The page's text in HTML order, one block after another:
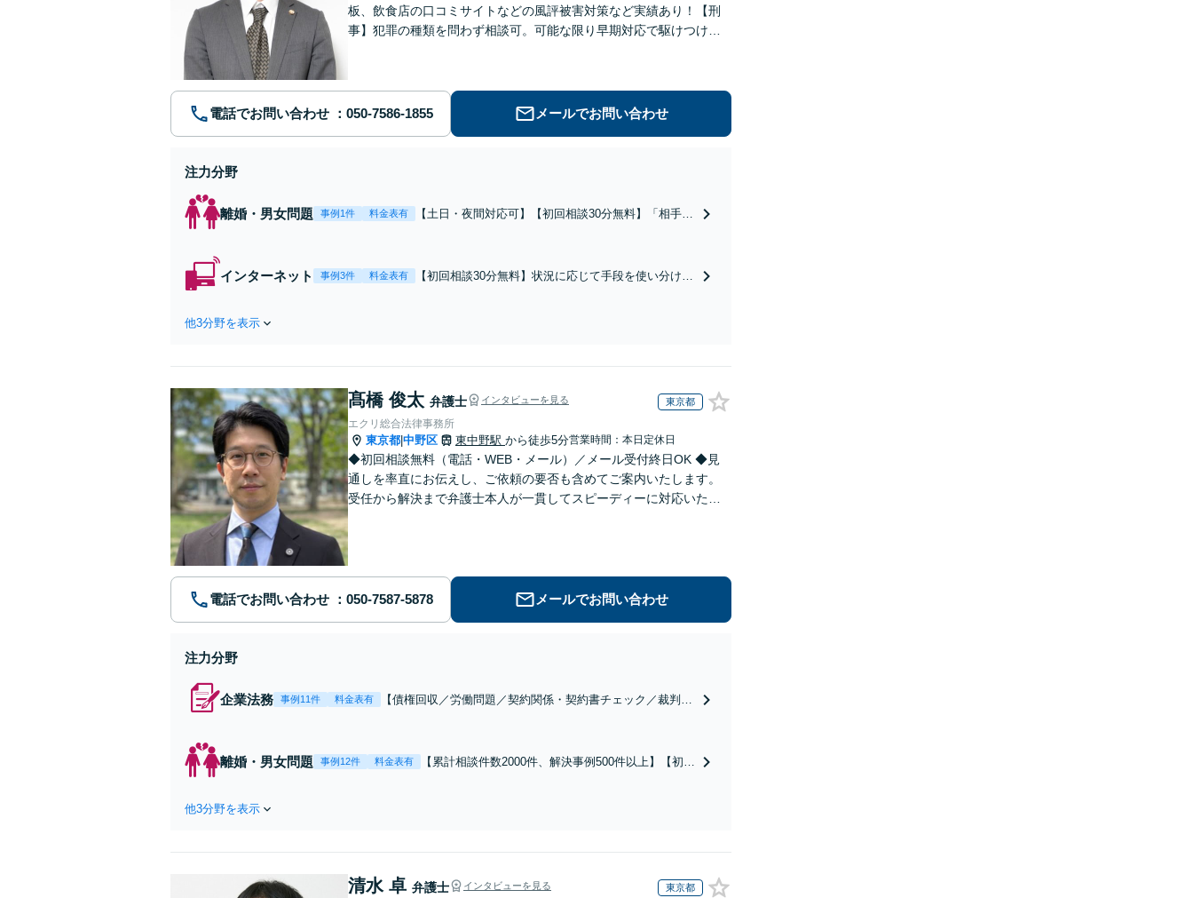
板、飲食店の口コミサイトなどの風評被害対策など実績あり！【刑
事】犯罪の種類を問わず相談可。可能な限り早期対応で駆けつけサ
電話でお問い合わせ メールでお問い合わせ
注力分野
離婚・男女問題 事例1件 料金表有
【土日・夜間対応可】【初回相談30分無料】「相手方
金額アップ／減額交渉も対応可」【完全個室対応】
インターネット 事例3件 料金表有
【初回相談30分無料】状況に応じて手段を使い分け、
他3分野を表示
髙橋 俊太 弁護士 インタビューを見る 東京都
エクリ総合法律事務所
東京都 中野区 東中野駅 から徒歩5分営業時間：本日定休日
◆初回相談無料（電話・WEB・メール）／メール受付終日OK ◆見
通しを率直にお伝えし、ご依頼の要否も含めてご案内いたします。
受任から解決まで弁護士本人が一貫してスピーディーに対応いたし
電話でお問い合わせ メールでお問い合わせ
注力分野
企業法務 事例11件 料金表有
【債権回収／労働問題／契約関係・契約書チェック／裁判対
をお探しの方もご相談ください！【顧問経験豊富】【個別案
件も対応OK】
離婚・男女問題 事例12件 料金表有
【累計相談件数2000件、解決事例500件以上】【初回
他3分野を表示
清水 卓 弁護士 インタビューを見る 東京都